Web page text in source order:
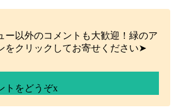
ー以外のコメントも大歓迎！緑のア
をクリックしてお寄せください➤
トをどうぞx